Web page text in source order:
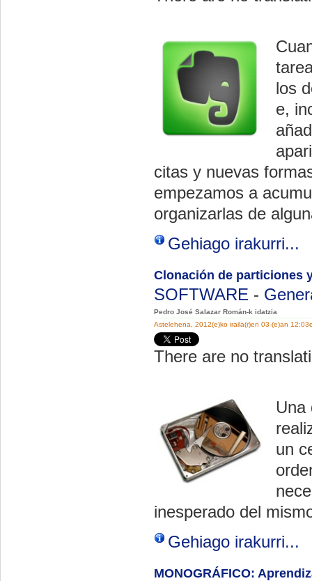
los
e,
citas y nuevas
empezamos a
organizarlas de
Gehiago irakurri...
Clonación de particiones
SOFTWARE -
Pedro José Salazar Román-k idatzia
Astelehena, 2012(e)ko iraila(r)en 03-(e)an
There are no
Una
un
inesperado del
Gehiago irakurri...
MONOGRÁFICO: